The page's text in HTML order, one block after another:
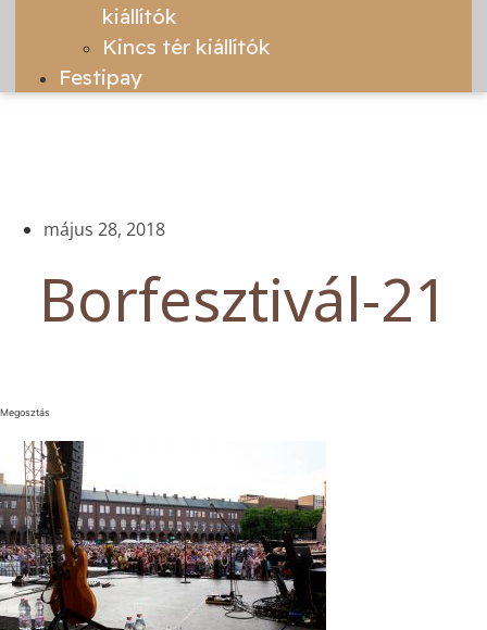
kiállítók
Kincs tér kiállítók
Festipay
május 28, 2018
Borfesztivál-21
Megosztás